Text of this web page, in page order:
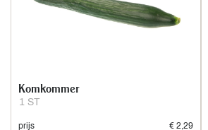
1 ST
Komkommer
prijs
€ 2,29